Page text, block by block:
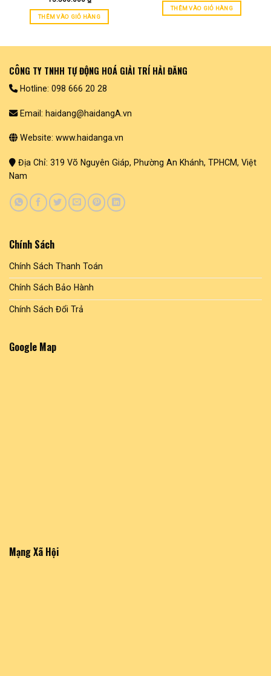
THÊM VÀO GIỎ HÀNG
THÊM VÀO GIỎ HÀNG
CÔNG TY TNHH TỰ ĐỘNG HOÁ GIẢI TRÍ HẢI ĐĂNG
Hotline: 098 666 20 28
Email: haidang@haidangA.vn
Website: www.haidanga.vn
Địa Chỉ: 319 Võ Nguyên Giáp, Phường An Khánh, TPHCM, Việt
Nam
Chính Sách
Chính Sách Thanh Toán
Chính Sách Bảo Hành
Chính Sách Đổi Trả
Google Map
Mạng Xã Hội